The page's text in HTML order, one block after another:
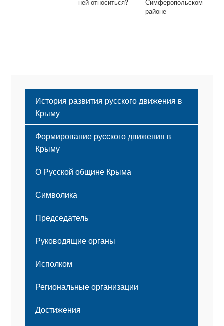
ней относиться?
Симферопольском
районе
История развития русского движения в
Крыму
Формирование русского движения в
Крыму
Русский Крым
О Русской общине Крыма
Этапы становления
Принципы деятельности
Структура
Мероприятия
Символика
Флаг
Герб
Гимн
Председатель
Руководящие органы
Исполком
Региональные организации
Достижения